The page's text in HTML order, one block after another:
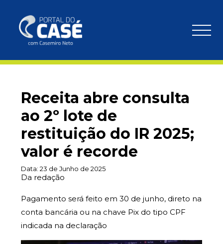
Receita abre consulta
ao 2º lote de
restituição do IR 2025;
valor é recorde
Data: 23 de Junho de 2025
Da redação
Pagamento será feito em 30 de junho, direto na
conta bancária ou na chave Pix do tipo CPF
indicada na declaração